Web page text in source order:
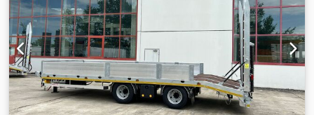
beladen ca.: 890 mm, 24 x sjorogen elk 10 ton, 12 x
stakenkokers in het buitenframe, oprijrampen (ca. 3.100 x
750 mm), klimstrip aan de buitenzijde van de rampen en
aflopende achterzijde, oprijrampen zijdelings verstelbaar,
houten vloer 68 mm dik, opbergkist met deksel voor sjor-
kettingen of spanbanden, contourmarkering conform
voorschrift, zwaailamp, chassis dompelbad- thermisch